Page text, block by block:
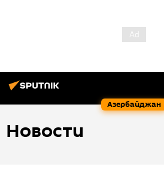
Азербайджан
Новости